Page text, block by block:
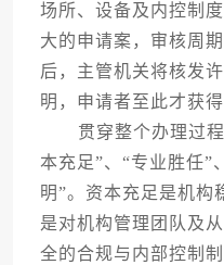
场所、设备及内控制
大的申请案，审核周
后，主管机关将核发
明，申请者至此才获
贯穿整个办理过程
本充足”、“专业胜任”
明”。资本充足是机构
是对机构管理团队及
全的合规与内部控制